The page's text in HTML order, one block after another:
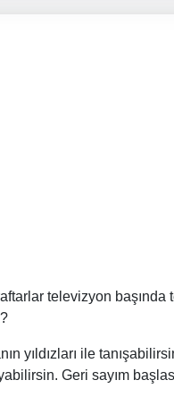
televizyon başında
yıldızları ile
Geri sayım